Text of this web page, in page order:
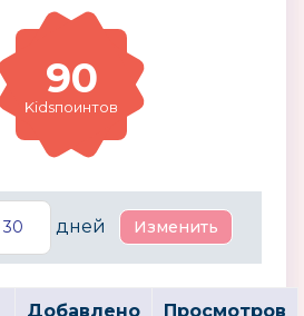
90
Kidsпоинтов
дней
Добавлено Просмотров